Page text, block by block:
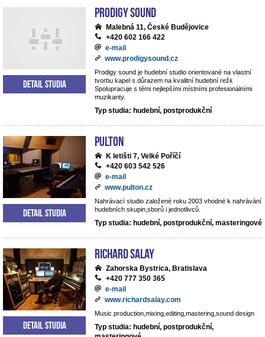
Prodigy Sound
Malebná 11, České Budějovice
+420 602 166 422
e-mail
www.prodigysound.cz
Prodigy sound je hudební studio orientované na vlastní
tvorbu kapel s důrazem na kvalitní hudební režii.
Spolupracuje s těmi nejlepšími místními profesionálními
muzikanty.
Typ studia: hudební, postprodukční
Detail studia
Pulton
K letišti 7, Velké Poříčí
+420 603 542 526
e-mail
www.pulton.cz
Nahrávací studio založené roku 2003 vhodné k nahrávání
hudebních skupin,sborů i jednotlivců.
Typ studia: hudební, postprodukční, masteringové
Detail studia
RICHARD SALAY
Zahorska Bystrica, Bratislava
+420 777 350 365
e-mail
www.richardsalay.com
Music production,mixing,editing,mastering,sound design
Typ studia: hudební, postprodukční,
Detail studia